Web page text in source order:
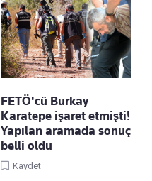
FETÖ'cü Burkay
Karatepe işaret etmişti!
Yapılan aramada sonuç
belli oldu
Kaydet